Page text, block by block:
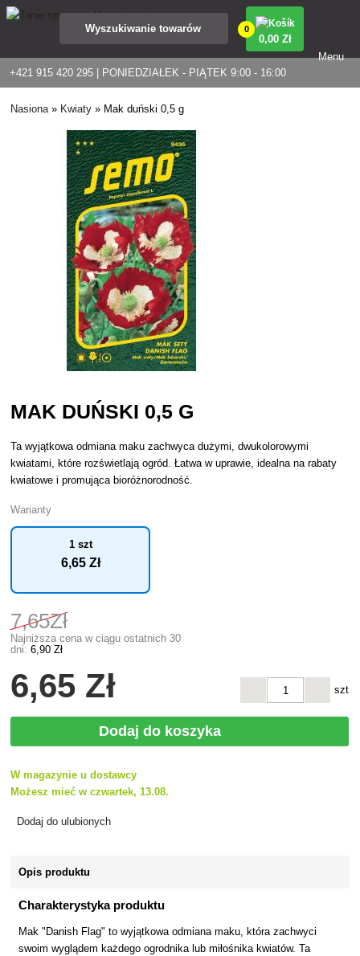
+421 915 420 295 | PONIEDZIAŁEK - PIĄTEK 9:00 - 16:00
0
0,00 Zł
Menu
Nasiona» Kwiaty » Mak duński 0,5 g
MAK DUŃSKI 0,5 G
Ta wyjątkowa odmiana maku zachwyca dużymi, dwukolorowymi
kwiatami, które rozświetlają ogród. Łatwa w uprawie, idealna na rabaty
kwiatowe i promująca bioróżnorodność.
Warianty
1 szt
6,65 Zł
7,65Zł
Najniższa cena w ciągu ostatnich 30
dni: 6,90 Zł
6,65 Zł szt
Dodaj do koszyka
W magazynie u dostawcy
Możesz mieć w czwartek, 13.08.
Dodaj do ulubionych
Opis produktu
Charakterystyka produktu
Mak "Danish Flag" to wyjątkowa odmiana maku, która zachwyci
swoim wyglądem każdego ogrodnika lub miłośnika kwiatów. Ta